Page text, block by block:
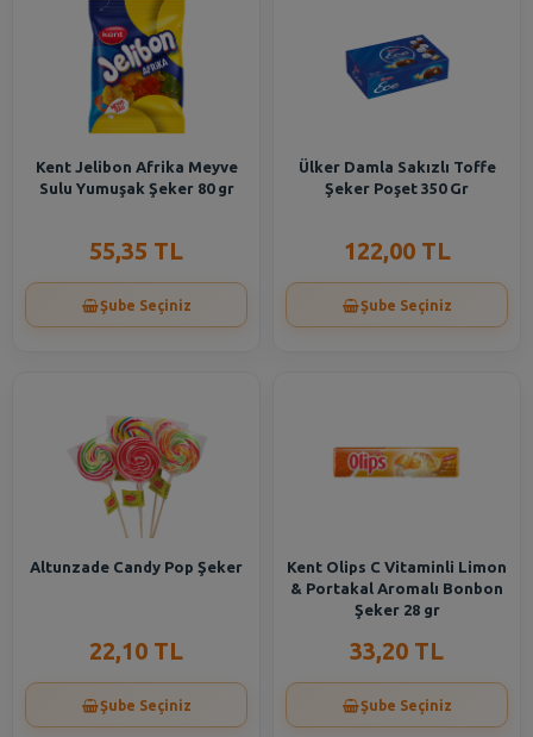
Kent Jelibon Afrika Meyve
Sulu Yumuşak Şeker 80 gr
55,35 TL
Şube Seçiniz
Ülker Damla Sakızlı Toffe
Şeker Poşet 350 Gr
122,00 TL
Şube Seçiniz
Altunzade Candy Pop Şeker
22,10 TL
Şube Seçiniz
Kent Olips C Vitaminli Limon
& Portakal Aromalı Bonbon
Şeker 28 gr
33,20 TL
Şube Seçiniz